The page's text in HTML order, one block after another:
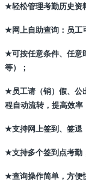
★轻松管理考勤历史资
★网上自助查询：员工
★可按任意条件、任意
等）；
★员工请（销）假、
程自动流转，提高效率
★支持网上签到、签退
★支持多个签到点考勤
★查询操作简单，方便